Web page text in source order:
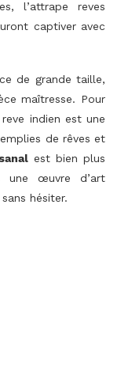
l’attrape reves
captiver avec
de grande taille,
maîtresse. Pour
indien est une
de rêves et
est bien plus
une œuvre d’art
hésiter.